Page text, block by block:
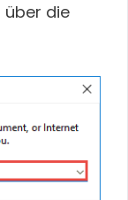
über die